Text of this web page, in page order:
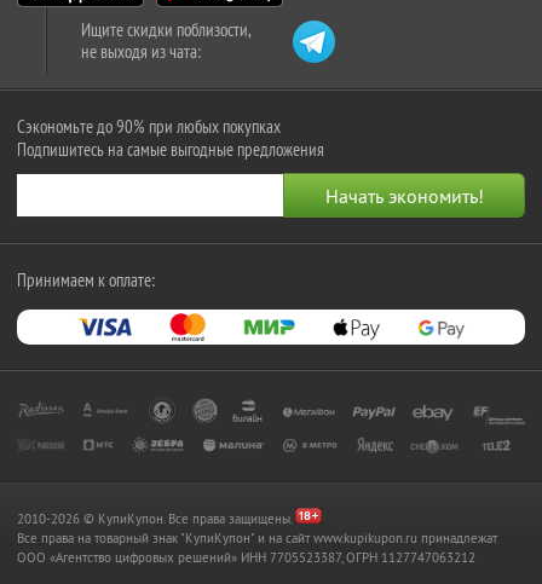
Ищите скидки поблизости,
не выходя из чата:
Сэкономьте до 90% при любых покупках
Подпишитесь на самые выгодные предложения
Принимаем к оплате:
2010-2026 © КупиКупон. Все права защищены.
Все права на товарный знак "КупиКупон" и на сайт www.kupikupon.ru принадлежат
OOO «Агентство цифровых решений» ИНН 7705523387, ОГРН 1127747063212